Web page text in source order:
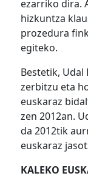
ezarriko dira.
hizkuntza
prozedura
egiteko.
Bestetik,
zerbitzu eta
euskaraz
zen 2012an.
da 2012tik
euskaraz
KALEKO